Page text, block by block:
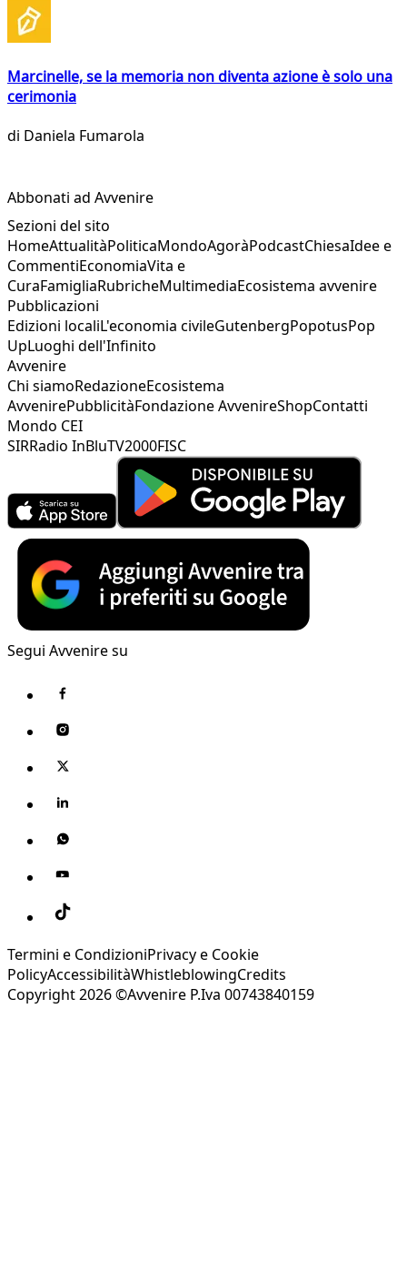
Marcinelle, se la memoria non diventa azione è solo una
cerimonia
di Daniela Fumarola
Abbonati ad Avvenire
Sezioni del sito
HomeAttualitàPoliticaMondoAgoràPodcastChiesaIdee e
CommentiEconomiaVita e
CuraFamigliaRubricheMultimediaEcosistema avvenire
Pubblicazioni
Edizioni localiL'economia civileGutenbergPopotusPop
UpLuoghi dell'Infinito
Avvenire
Chi siamoRedazioneEcosistema
AvvenirePubblicitàFondazione AvvenireShopContatti
Mondo CEI
SIRRadio InBluTV2000FISC
Segui Avvenire su
Termini e CondizioniPrivacy e Cookie
PolicyAccessibilitàWhistleblowingCredits
Copyright 2026 ©Avvenire P.Iva 00743840159